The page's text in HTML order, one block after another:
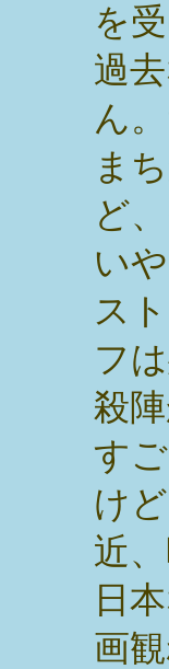
を
過
ん
ま
ど
い
ス
フ
殺
す
け
近
日
画